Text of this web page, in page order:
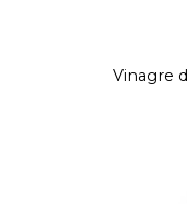
Vinagre